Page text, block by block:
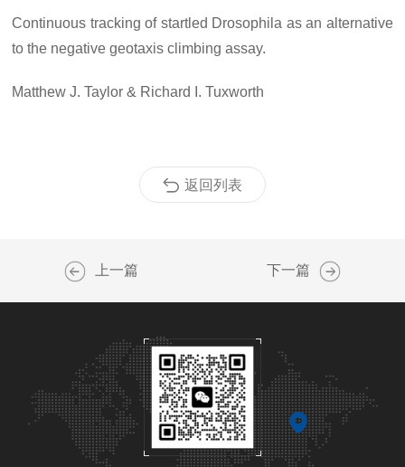
Continuous tracking of startled Drosophila as an alternative
to the negative geotaxis climbing assay.
Matthew J. Taylor & Richard I. Tuxworth
返回列表
上一篇 下一篇